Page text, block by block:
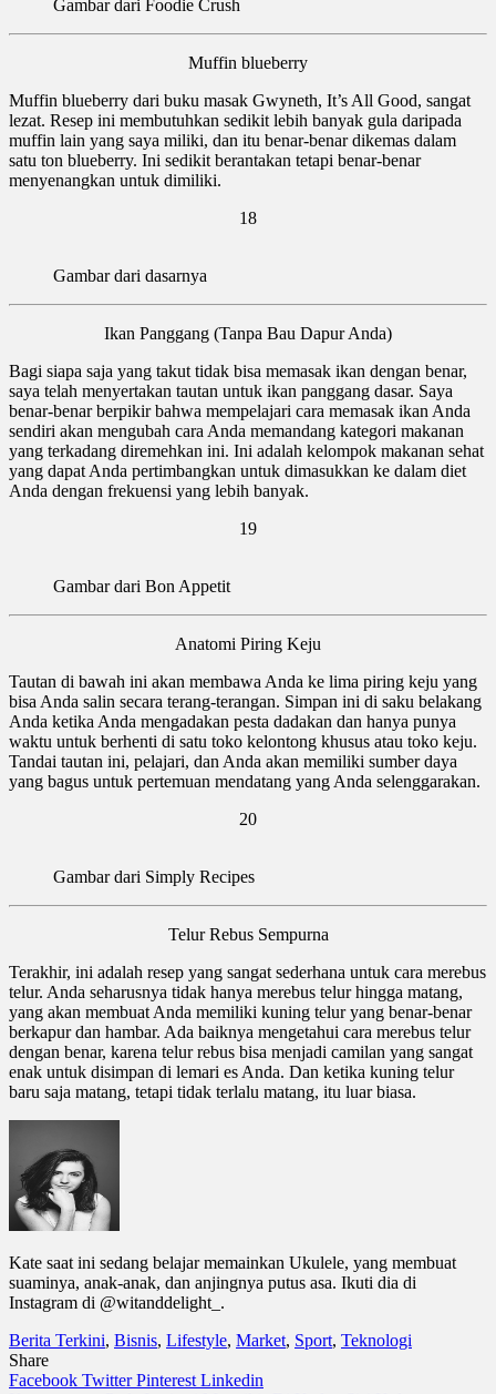
Gambar dari Foodie Crush
Muffin blueberry
Muffin blueberry dari buku masak Gwyneth, It’s All Good, sangat
lezat. Resep ini membutuhkan sedikit lebih banyak gula daripada
muffin lain yang saya miliki, dan itu benar-benar dikemas dalam
satu ton blueberry. Ini sedikit berantakan tetapi benar-benar
menyenangkan untuk dimiliki.
18
Gambar dari dasarnya
Ikan Panggang (Tanpa Bau Dapur Anda)
Bagi siapa saja yang takut tidak bisa memasak ikan dengan benar,
saya telah menyertakan tautan untuk ikan panggang dasar. Saya
benar-benar berpikir bahwa mempelajari cara memasak ikan Anda
sendiri akan mengubah cara Anda memandang kategori makanan
yang terkadang diremehkan ini. Ini adalah kelompok makanan sehat
yang dapat Anda pertimbangkan untuk dimasukkan ke dalam diet
Anda dengan frekuensi yang lebih banyak.
19
Gambar dari Bon Appetit
Anatomi Piring Keju
Tautan di bawah ini akan membawa Anda ke lima piring keju yang
bisa Anda salin secara terang-terangan. Simpan ini di saku belakang
Anda ketika Anda mengadakan pesta dadakan dan hanya punya
waktu untuk berhenti di satu toko kelontong khusus atau toko keju.
Tandai tautan ini, pelajari, dan Anda akan memiliki sumber daya
yang bagus untuk pertemuan mendatang yang Anda selenggarakan.
20
Gambar dari Simply Recipes
Telur Rebus Sempurna
Terakhir, ini adalah resep yang sangat sederhana untuk cara merebus
telur. Anda seharusnya tidak hanya merebus telur hingga matang,
yang akan membuat Anda memiliki kuning telur yang benar-benar
berkapur dan hambar. Ada baiknya mengetahui cara merebus telur
dengan benar, karena telur rebus bisa menjadi camilan yang sangat
enak untuk disimpan di lemari es Anda. Dan ketika kuning telur
baru saja matang, tetapi tidak terlalu matang, itu luar biasa.
Kate saat ini sedang belajar memainkan Ukulele, yang membuat
suaminya, anak-anak, dan anjingnya putus asa. Ikuti dia di
Instagram di @witanddelight_.
Berita Terkini, Bisnis, Lifestyle, Market, Sport, Teknologi
Share
Facebook TwitterPinterest Linkedin